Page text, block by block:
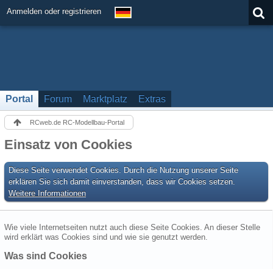
Anmelden oder registrieren
Portal Forum Marktplatz Extras
RCweb.de RC-Modellbau-Portal
Einsatz von Cookies
Diese Seite verwendet Cookies. Durch die Nutzung unserer Seite
erklären Sie sich damit einverstanden, dass wir Cookies setzen.
Weitere Informationen
Wie viele Internetseiten nutzt auch diese Seite Cookies. An dieser Stelle
wird erklärt was Cookies sind und wie sie genutzt werden.
Was sind Cookies